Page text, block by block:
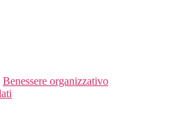
Benessere organizzativo